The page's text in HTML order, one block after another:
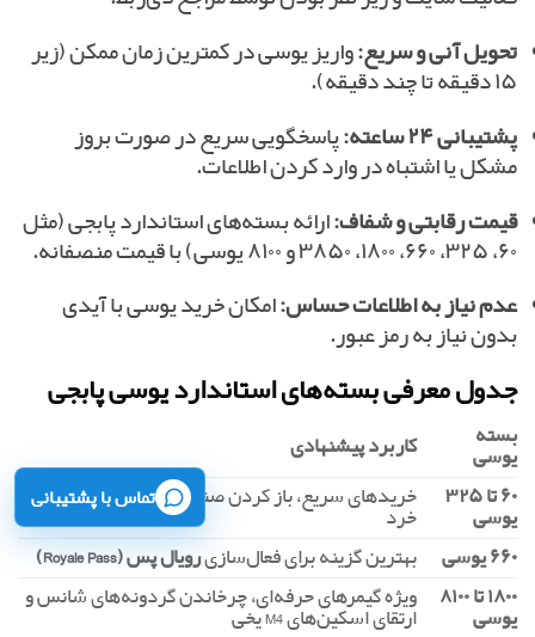
تحویل آنی و سریع:واریز یوسی در کمترین زمان ممکن (زیر
۱۵ دقیقه تا چند دقیقه).
پشتیبانی ۲۴ ساعته:
پاسخگویی سریع در صورت بروز
مشکل یا اشتباه در وارد کردن اطلاعات.
قیمت رقابتی و شفاف:ارائه بسته‌های استاندارد پابجی (مثل
۶۰، ۳۲۵، ۶۶۰، ۱۸۰۰، ۳۸۵۰ و ۸۱۰۰ یوسی) با قیمت منصفانه.
عدم نیاز به اطلاعات حساس:امکان خرید یوسی با آیدی
بدون نیاز به رمز عبور.
جدول معرفی بسته‌های استاندارد یوسی پابجی
بسته
یوسی
کاربرد پیشنهادی
۶۰ تا ۳۲۵
یوسی
خریدهای سریع، باز کردن صندوق‌های منفرد و آفرهای
خرد
۶۶۰ یوسی
بهترین گزینه برای فعال‌سازیرویال پس (Royale Pass)
۱۸۰۰ تا ۸۱۰۰
یوسی
ویژه گیمرهای حرفه‌ای، چرخاندن گردونه‌های شانس و
ارتقای اسکین‌های M4 یخی
تماس با پشتیبانی